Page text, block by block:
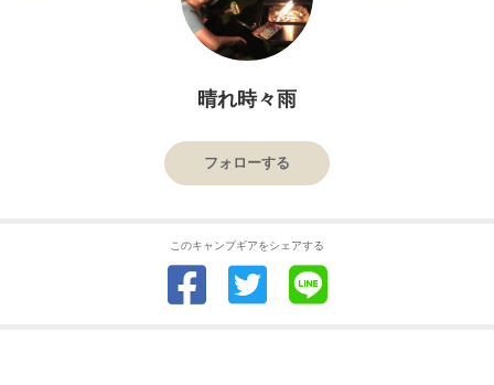
晴れ時々雨
フォローする
このキャンプギアをシェアする